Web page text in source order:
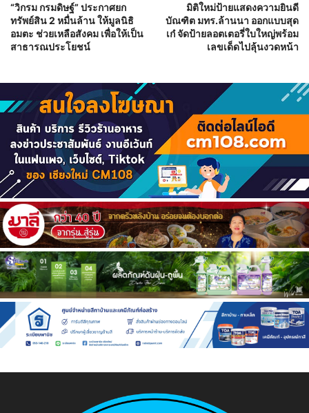
“วิกรม กรมดิษฐ์” ประกาศยก
ทรัพย์สิน 2 หมื่นล้าน ให้มูลนิธิ
อมตะ ช่วยเหลือสังคม เพื่อให้เป็น
สาธารณประโยชน์
มิติใหม่ป้ายแสดงความยินดี
บัณฑิต มทร.ล้านนา ออกแบบสุด
เก๋ จัดป้ายลอตเตอรี่ใบใหญ่พร้อม
เลขเด็ดไปลุ้นงวดหน้า